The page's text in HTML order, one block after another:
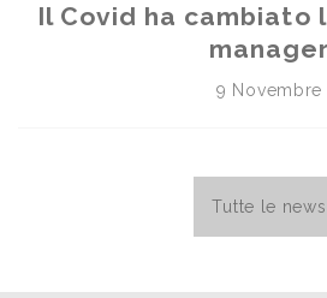
Il Covid ha cambiato
manager
9 Novembre
Tutte le news